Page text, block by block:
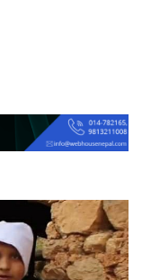
आफ्नो